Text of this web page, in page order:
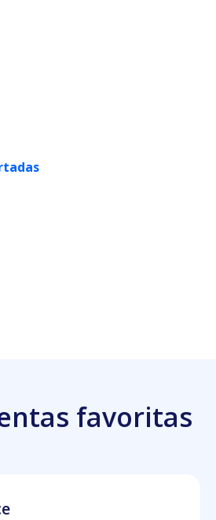
favoritas